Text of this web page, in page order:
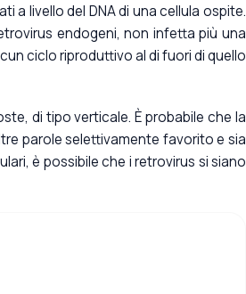
a livello del DNA di una cellula ospite.
endogeni, non infetta più una
ciclo riproduttivo al di fuori di quello
di tipo verticale. È probabile che la
parole selettivamente favorito e sia
è possibile che i retrovirus si siano